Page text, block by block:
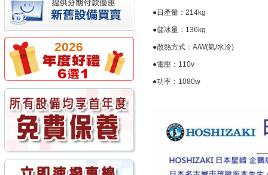
2026
●日產量：214kg
●儲冰量：136kg
●散熱方式：A/W(氣/水冷)
●電壓：110v
●功率：1080w